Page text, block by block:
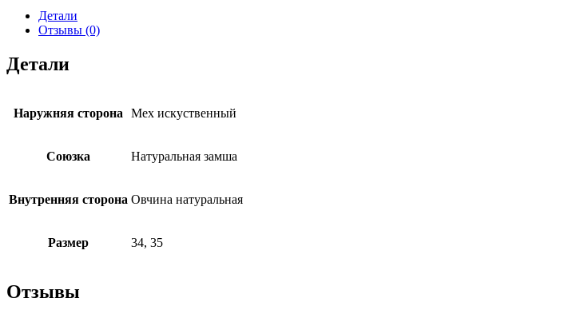
Детали
Отзывы (0)
Детали
Наружняя сторона Мех искуственный
Союзка Натуральная замша
Внутренняя сторона Овчина натуральная
Размер 34, 35
Отзывы